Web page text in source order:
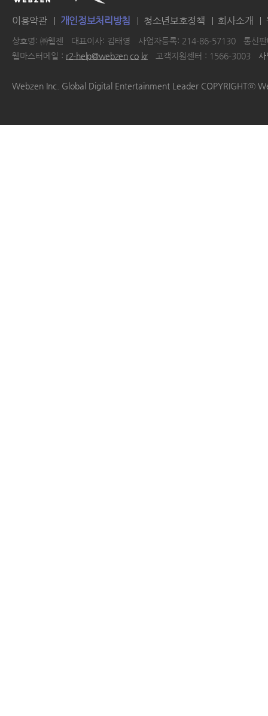
이용약관 개인정보처리방침 청소년보호정책 회사소개
상호명: ㈜웹젠 대표이사: 김태영 사업자등록: 214-86-57130
통신
웹마스터메일 : r2-help@webzen.co.kr 고객지원센터 : 1566-3003
Webzen Inc. Global Digital Entertainment Leader COPYRIGHTⓒ